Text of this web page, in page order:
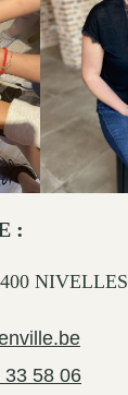
:
NIVELLES
58 06